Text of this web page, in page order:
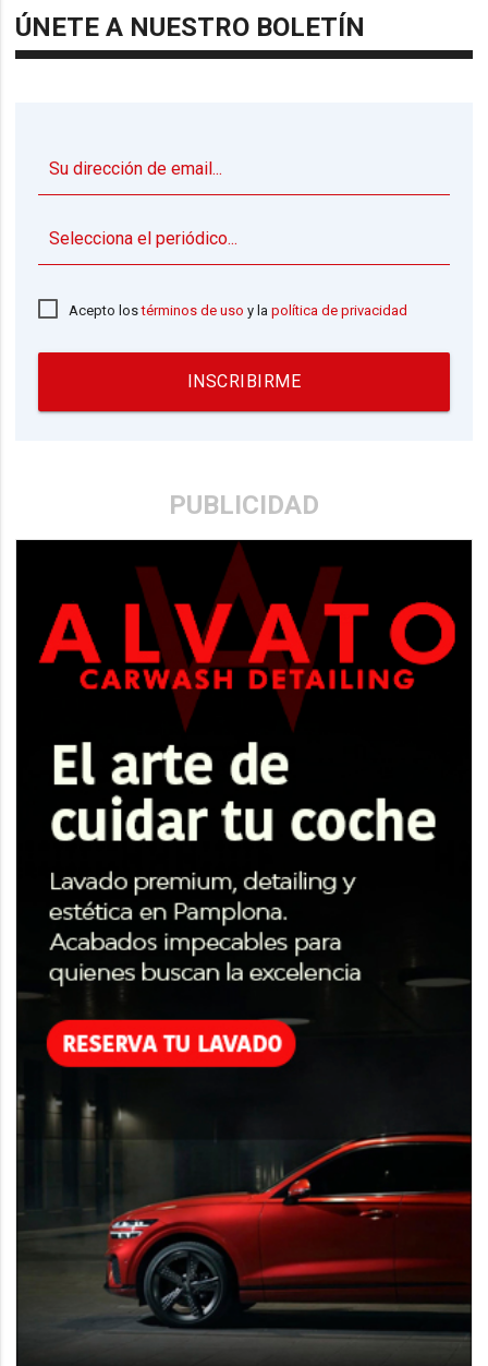
ÚNETE A NUESTRO BOLETÍN
Acepto lostérminos de uso y lapolítica de privacidad
INSCRIBIRME
PUBLICIDAD